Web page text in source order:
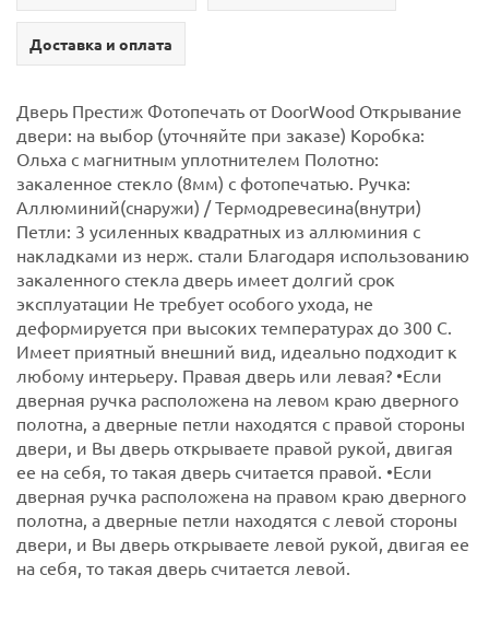
Доставка и оплата
Дверь Престиж Фотопечать от DoorWood Открывание
двери: на выбор (уточняйте при заказе) Коробка:
Ольха с магнитным уплотнителем Полотно:
закаленное стекло (8мм) c фотопечатью. Ручка:
Аллюминий(снаружи) / Термодревесина(внутри)
Петли: 3 усиленных квадратных из аллюминия с
накладками из нерж. стали Благодаря использованию
закаленного стекла дверь имеет долгий срок
эксплуатации Не требует особого ухода, не
деформируется при высоких температурах до 300 С.
Имеет приятный внешний вид, идеально подходит к
любому интерьеру. Правая дверь или левая? •Если
дверная ручка расположена на левом краю дверного
полотна, а дверные петли находятся с правой стороны
двери, и Вы дверь открываете правой рукой, двигая
ее на себя, то такая дверь считается правой. •Если
дверная ручка расположена на правом краю дверного
полотна, а дверные петли находятся с левой стороны
двери, и Вы дверь открываете левой рукой, двигая ее
на себя, то такая дверь считается левой.